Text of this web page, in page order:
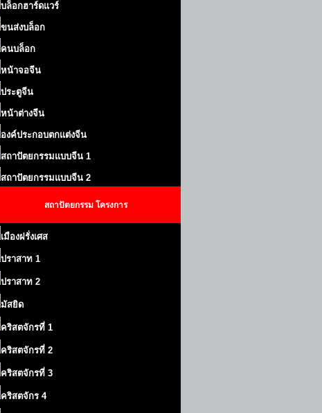
บล็อกฮาร์ดแวร์
ขนส่งบล็อก
คนบล็อก
หน้าจอจีน
ประตูจีน
หน้าต่างจีน
องค์ประกอบตกแต่งจีน
สถาปัตยกรรมแบบจีน 1
สถาปัตยกรรมแบบจีน 2
สถาปัตยกรรม โครงการ
เมืองฝรั่งเศส
ปราสาท 1
ปราสาท 2
มัสยิด
คริสตจักรที่ 1
คริสตจักรที่ 2
คริสตจักรที่ 3
คริสตจักร 4